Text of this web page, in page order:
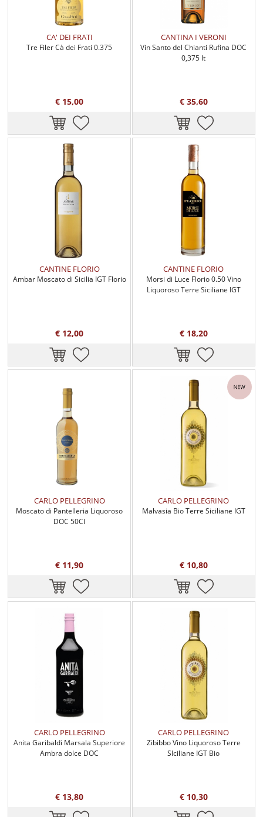
CA' DEI FRATI
Tre Filer Cà dei Frati 0.375
€ 15,00
CANTINA I VERONI
Vin Santo del Chianti Rufina DOC
0,375 lt
€ 35,60
CANTINE FLORIO
Ambar Moscato di Sicilia IGT Florio
€ 12,00
CANTINE FLORIO
Morsi di Luce Florio 0.50 Vino
Liquoroso Terre Siciliane IGT
€ 18,20
CARLO PELLEGRINO
Moscato di Pantelleria Liquoroso
DOC 50Cl
€ 11,90
CARLO PELLEGRINO
Malvasia Bio Terre Siciliane IGT
€ 10,80
CARLO PELLEGRINO
Anita Garibaldi Marsala Superiore
Ambra dolce DOC
€ 13,80
CARLO PELLEGRINO
Zibibbo Vino Liquoroso Terre
SIciliane IGT Bio
€ 10,30